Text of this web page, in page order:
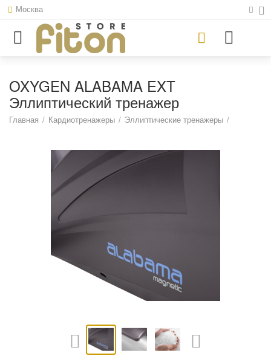
Москва
OXYGEN ALABAMA EXT
Эллиптический тренажер
Главная / Кардиотренажеры / Эллиптические тренажеры /